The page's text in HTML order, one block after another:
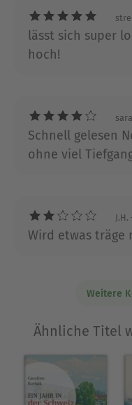
lässt sich super
hoch!
Schnell gelesen
ohne viel
J.H.
Wird etwas träge
Weitere
Ähnliche Titel